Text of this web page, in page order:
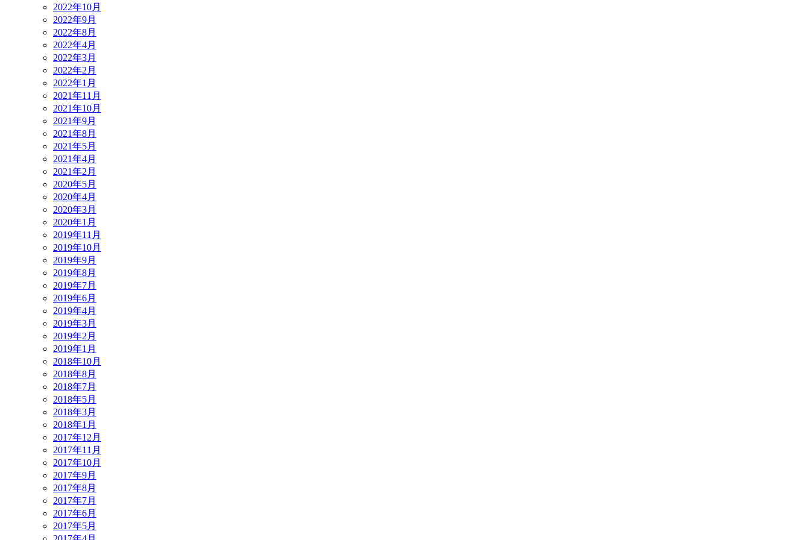
2022年10月
2022年9月
2022年8月
2022年4月
2022年3月
2022年2月
2022年1月
2021年11月
2021年10月
2021年9月
2021年8月
2021年5月
2021年4月
2021年2月
2020年5月
2020年4月
2020年3月
2020年1月
2019年11月
2019年10月
2019年9月
2019年8月
2019年7月
2019年6月
2019年4月
2019年3月
2019年2月
2019年1月
2018年10月
2018年8月
2018年7月
2018年5月
2018年3月
2018年1月
2017年12月
2017年11月
2017年10月
2017年9月
2017年8月
2017年7月
2017年6月
2017年5月